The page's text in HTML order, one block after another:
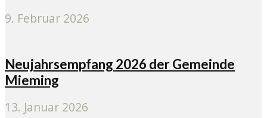
9. Februar 2026
Neujahrsempfang 2026 der Gemeinde
Mieming
13. Januar 2026